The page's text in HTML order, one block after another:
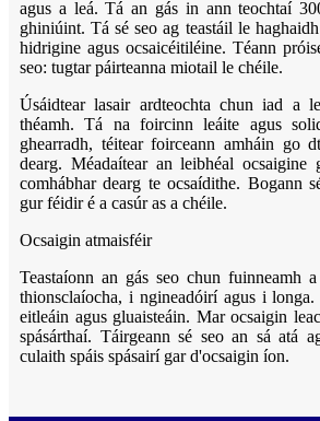
agus a leá. Tá an gás in ann teochtaí
ghiniúint. Tá sé seo ag teastáil le
hidrigine agus ocsaicéitiléine. Téann
seo: tugtar páirteanna miotail le chéile.
Úsáidtear lasair ardteochta chun iad a
théamh. Tá na foircinn leáite agus
ghearradh, téitear foirceann amháin go
dearg. Méadaítear an leibhéal
comhábhar dearg te ocsaídithe. Bogann
gur féidir é a casúr as a chéile.
Ocsaigin atmaisféir
Teastaíonn an gás seo chun fuinneamh
thionsclaíocha, i ngineadóirí agus i
eitleáin agus gluaisteáin. Mar ocsaigin
spásárthaí. Táirgeann sé seo an sá atá
culaith spáis spásairí gar d'ocsaigin íon.